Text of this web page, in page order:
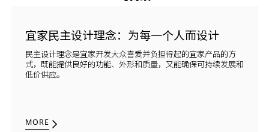
宜家民主设计理念：为每一个人而设计
民主设计理念是宜家开发大众喜爱并负担得起的宜家产品的方
式，既能提供良好的功能、外形和质量，又能确保可持续发展和
低价供应。
MORE